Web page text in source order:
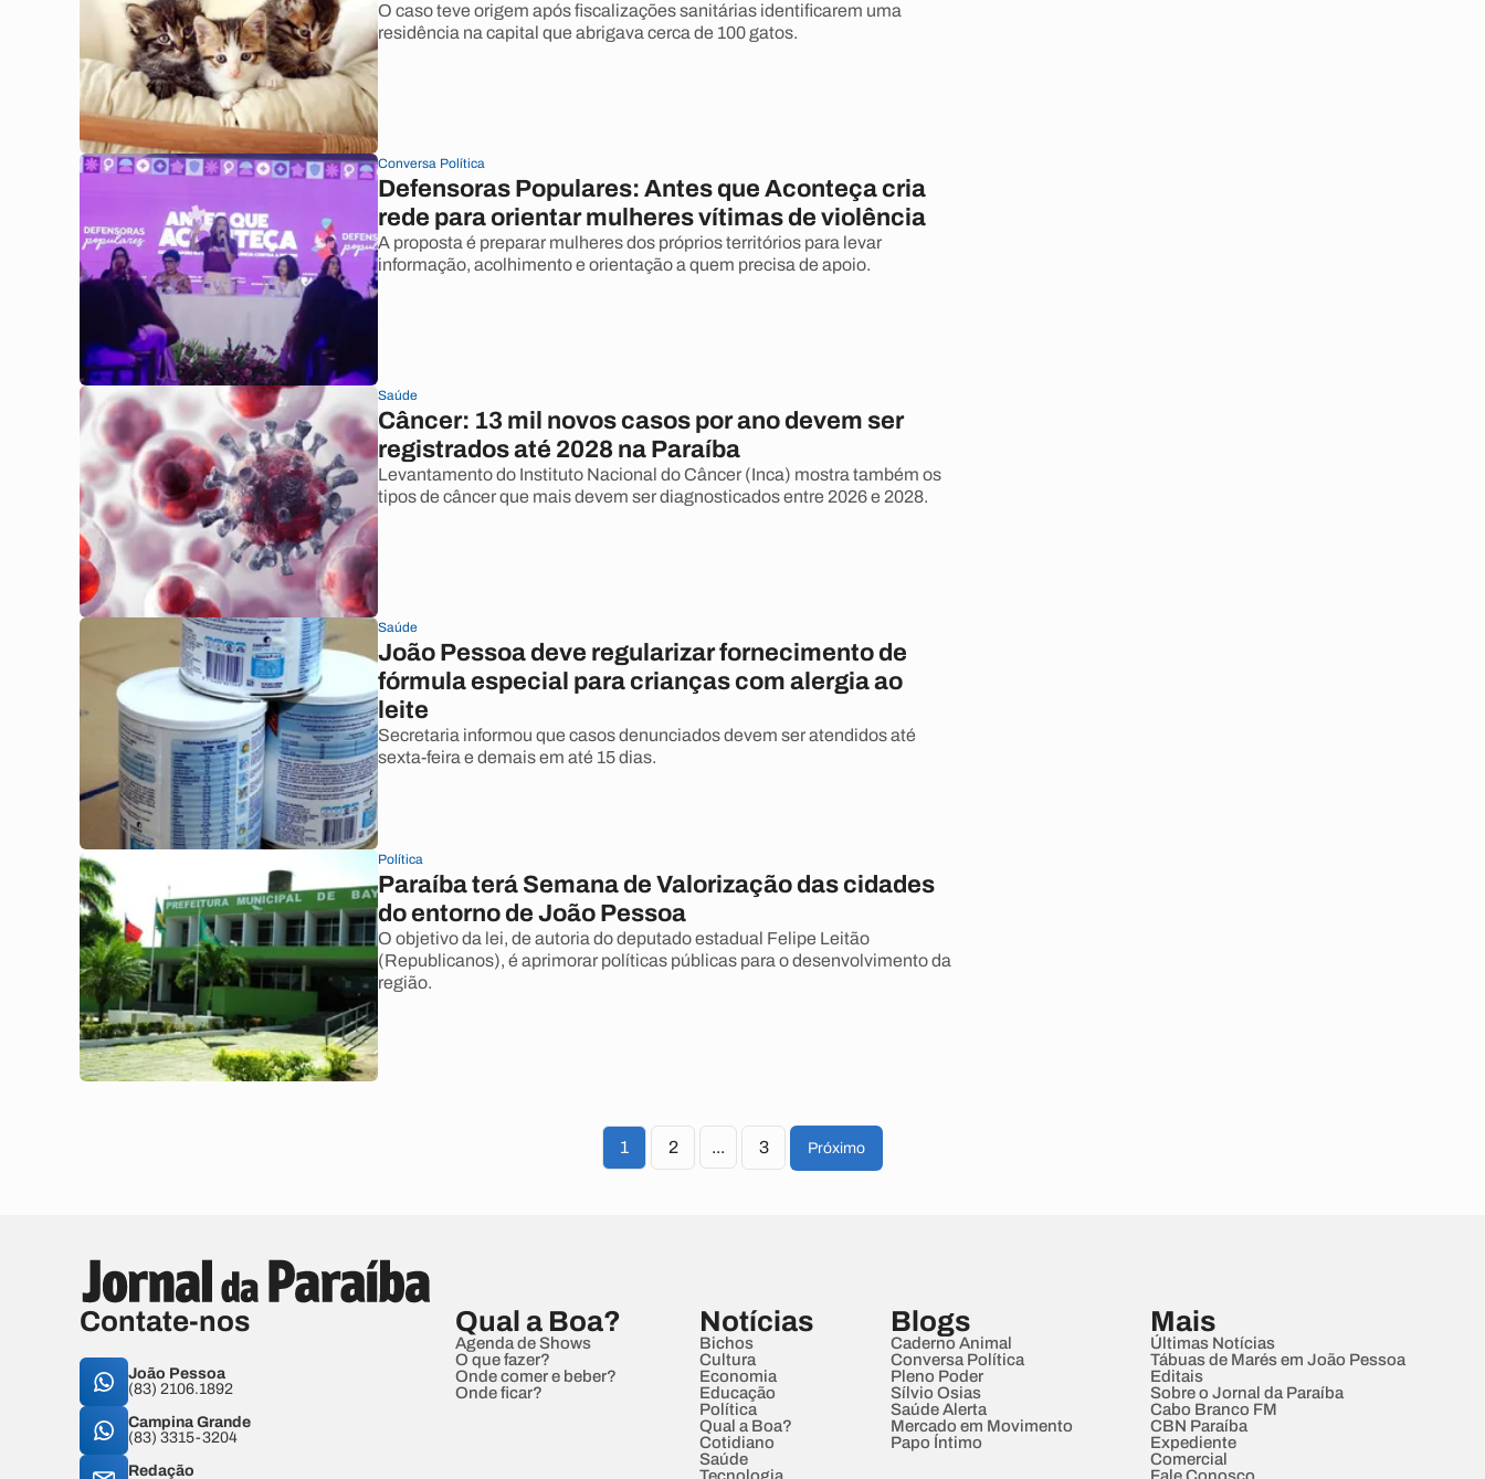
O caso teve origem após fiscalizações sanitárias identificarem uma
residência na capital que abrigava cerca de 100 gatos.
Conversa Política
Defensoras Populares: Antes que Aconteça cria
rede para orientar mulheres vítimas de violência
A proposta é preparar mulheres dos próprios territórios para levar
informação, acolhimento e orientação a quem precisa de apoio.
Saúde
Câncer: 13 mil novos casos por ano devem ser
registrados até 2028 na Paraíba
Levantamento do Instituto Nacional do Câncer (Inca) mostra também os
tipos de câncer que mais devem ser diagnosticados entre 2026 e 2028.
Saúde
João Pessoa deve regularizar fornecimento de
fórmula especial para crianças com alergia ao
leite
Secretaria informou que casos denunciados devem ser atendidos até
sexta-feira e demais em até 15 dias.
Política
Paraíba terá Semana de Valorização das cidades
do entorno de João Pessoa
O objetivo da lei, de autoria do deputado estadual Felipe Leitão
(Republicanos), é aprimorar políticas públicas para o desenvolvimento da
região.
1 2 ... 3 Próximo
Contate-nos
João Pessoa
(83) 2106.1892
Campina Grande
(83) 3315-3204
Redação
Qual a Boa?
Agenda de Shows
O que fazer?
Onde comer e beber?
Onde ficar?
Notícias
Bichos
Cultura
Economia
Educação
Política
Qual a Boa?
Cotidiano
Saúde
Blogs
Caderno Animal
Conversa Política
Pleno Poder
Sílvio Osias
Saúde Alerta
Mercado em Movimento
Papo Íntimo
Mais
Últimas Notícias
Tábuas de Marés em João Pessoa
Editais
Sobre o Jornal da Paraíba
Cabo Branco FM
CBN Paraíba
Expediente
Comercial